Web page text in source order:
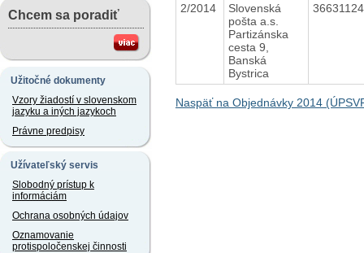
Chcem sa poradiť
Užitočné dokumenty
Vzory žiadostí v slovenskom
jazyku a iných jazykoch
Právne predpisy
Užívateľský servis
Slobodný prístup k
informáciám
Ochrana osobných údajov
Oznamovanie
protispoločenskej činnosti
2/2014
Slovenská
pošta a.s.
Partizánska
cesta 9,
Banská
Bystrica
Naspäť na Objednávky 2014